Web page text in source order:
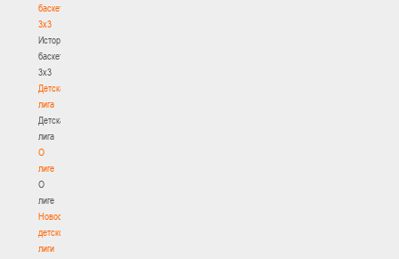
баскетбола
3х3
История
баскетбола
3х3
Детская
лига
Детская
лига
О
лиге
О
лиге
Новости
детской
лиги